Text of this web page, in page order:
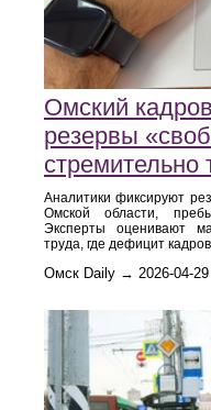
Омский
резервы
стремительно
Аналитики фиксируют
Омской области,
Эксперты оценивают
труда, где дефицит
Омск Daily → 2026-04-29